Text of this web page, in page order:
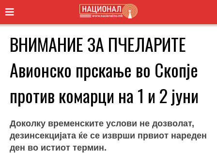
ВНИМАНИЕ ЗА ПЧЕЛАРИТЕ
Авионско прскање во Скопје
против комарци на 1 и 2 јуни
Доколку временските услови не дозволат,
дезинсекцијата ќе се изврши првиот нареден
ден во истиот термин.